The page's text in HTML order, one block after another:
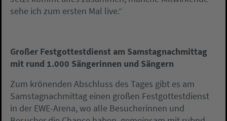
sehe ich zum ersten Mal live.“
Großer Festgottestdienst am Samstagnachmittag
mit rund 1.000 Sängerinnen und Sängern
Zum krönenden Abschluss des Tages gibt es am
Samstagnachmittag einen großen Festgottestdienst
in der EWE-Arena, wo alle Besucherinnen und